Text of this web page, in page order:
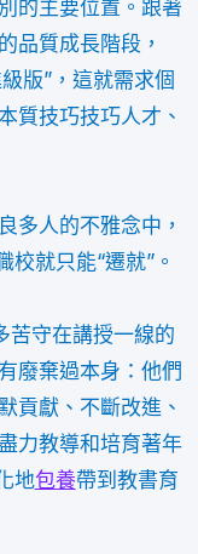
的主要位置。跟著
品質成長階段，
版”，這就需求個
質技巧技巧人才、
多人的不雅念中，
就只能“遷就”。
苦守在講授一線的
廢棄過本身：他們
貢獻、不斷改進、
力教導和培育著年
地包養帶到教書育